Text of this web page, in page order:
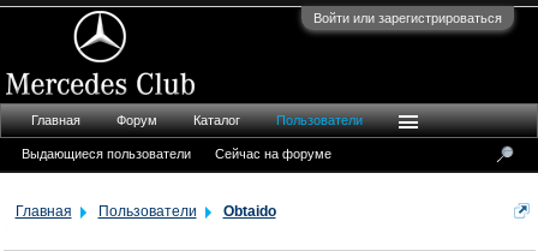
Войти или зарегистрироваться
Главная Пользователи Obtaido
Главная Форум Каталог Пользователи
Выдающиеся пользователи Сейчас на форуме